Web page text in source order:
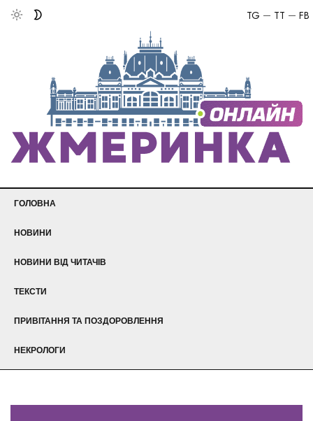
FB
TT
TG
ГОЛОВНА
НОВИНИ
НОВИНИ ВІД ЧИТАЧІВ
ТЕКСТИ
ПРИВІТАННЯ ТА ПОЗДОРОВЛЕННЯ
НЕКРОЛОГИ